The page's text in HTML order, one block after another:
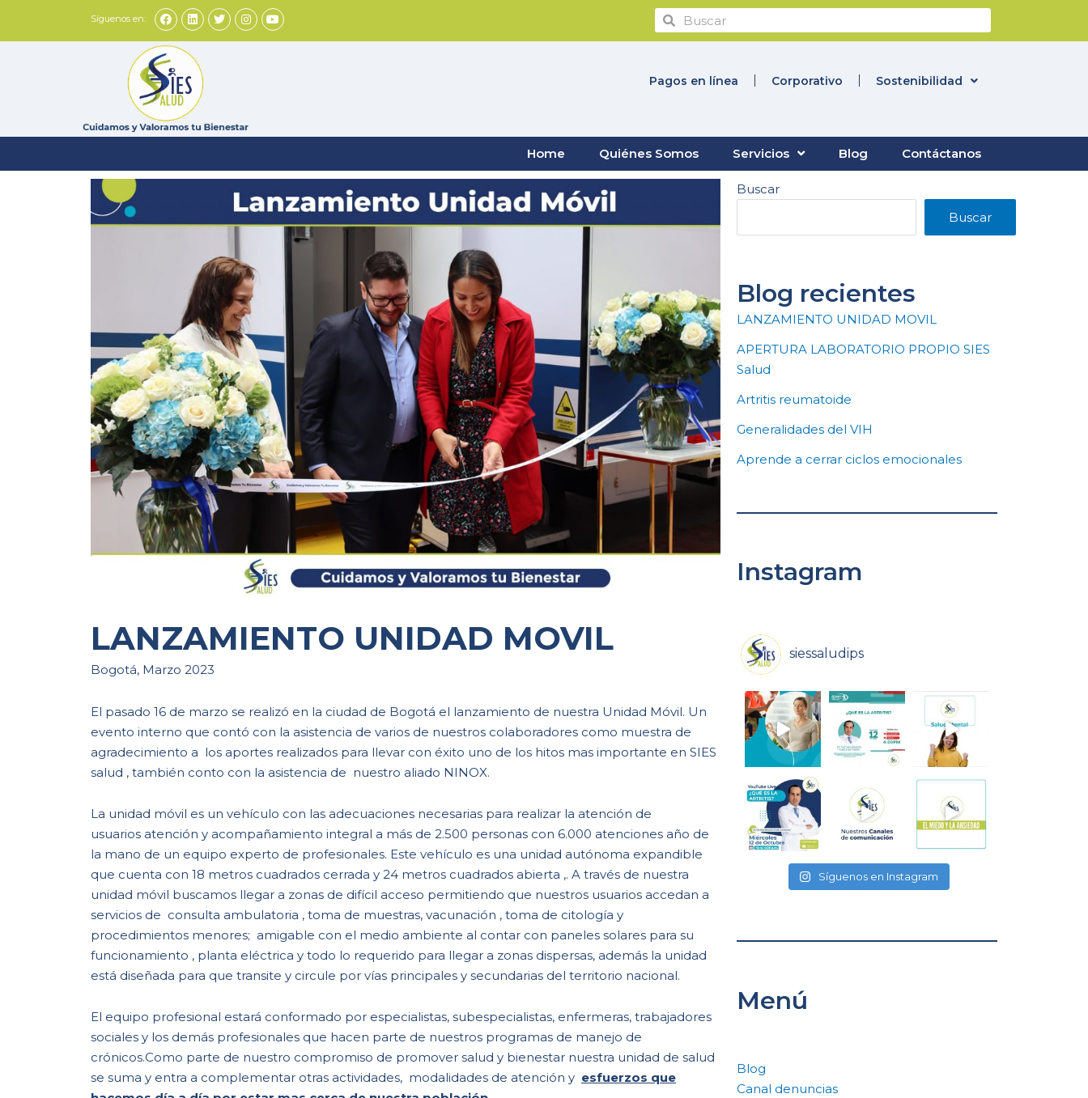
Síguenos en:
Pagos en línea Corporativo Sostenibilidad
Home Quiénes Somos Servicios Blog Contáctanos
LANZAMIENTO UNIDAD MOVIL
Bogotá, Marzo 2023
El pasado 16 de marzo se realizó en la ciudad de Bogotá el lanzamiento de nuestra Unidad Móvil. Un
evento interno que contó con la asistencia de varios de nuestros colaboradores como muestra de
agradecimiento a los aportes realizados para llevar con éxito uno de los hitos mas importante en SIES
salud , también conto con la asistencia de nuestro aliado NINOX.
La unidad móvil es un vehículo con las adecuaciones necesarias para realizar la atención de
usuarios atención y acompañamiento integral a más de 2.500 personas con 6.000 atenciones año de
la mano de un equipo experto de profesionales. Este vehículo es una unidad autónoma expandible
que cuenta con 18 metros cuadrados cerrada y 24 metros cuadrados abierta ,. A través de nuestra
unidad móvil buscamos llegar a zonas de difícil acceso permitiendo que nuestros usuarios accedan a
servicios de consulta ambulatoria , toma de muestras, vacunación , toma de citología y
procedimientos menores; amigable con el medio ambiente al contar con paneles solares para su
funcionamiento , planta eléctrica y todo lo requerido para llegar a zonas dispersas, además la unidad
está diseñada para que transite y circule por vías principales y secundarias del territorio nacional.
El equipo profesional estará conformado por especialistas, subespecialistas, enfermeras, trabajadores
sociales y los demás profesionales que hacen parte de nuestros programas de manejo de
crónicos.Como parte de nuestro compromiso de promover salud y bienestar nuestra unidad de salud
se suma y entra a complementar otras actividades, modalidades de atención y esfuerzos que
Buscar
Buscar
Blog recientes
LANZAMIENTO UNIDAD MOVIL
APERTURA LABORATORIO PROPIO SIES
Salud
Artritis reumatoide
Generalidades del VIH
Aprende a cerrar ciclos emocionales
Instagram
siessaludips
Síguenos en Instagram
Menú
Blog
Canal denuncias